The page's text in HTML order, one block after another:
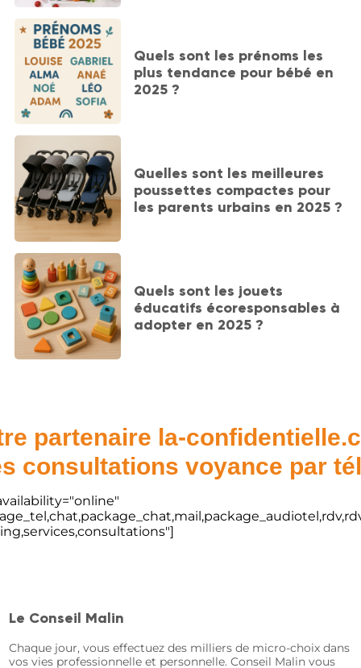
Quels sont les prénoms les
plus tendance pour bébé en
2025 ?
Quelles sont les meilleures
poussettes compactes pour
les parents urbains en 2025 ?
Quels sont les jouets
éducatifs écoresponsables à
adopter en 2025 ?
partenaire la-
consultations voyance par
Le Conseil Malin
Chaque jour, vous effectuez des milliers de micro-choix dans
vos vies professionnelle et personnelle. Conseil Malin vous